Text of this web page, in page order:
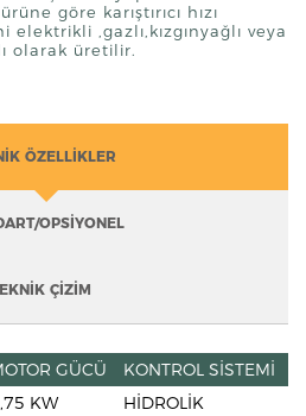
göre karıştırıcı hızı
,gazlı,kızgınyağlı veya
olarak üretilir.
ÖZELLİKLER
OPSİYONEL
ÇİZİM
GÜCÜ
KONTROL SİSTEMİ
KW HİDROLİK